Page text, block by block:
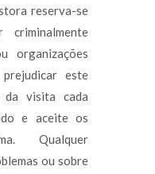
reserva-se
organizações
este
da visita cada
e aceite os
Qualquer
ou sobre